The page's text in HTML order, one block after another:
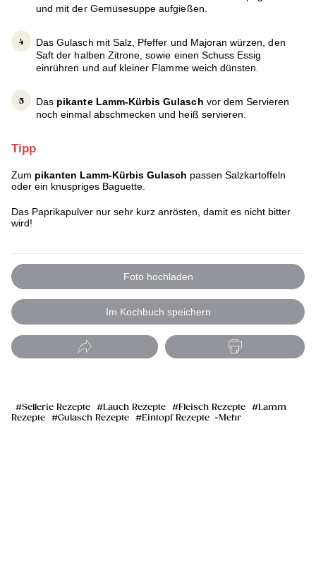
und mit der Gemüsesuppe aufgießen.
Das Gulasch mit Salz, Pfeffer und Majoran würzen, den
Saft der halben Zitrone, sowie einen Schuss Essig
einrühren und auf kleiner Flamme weich dünsten.
Das pikante Lamm-Kürbis Gulasch vor dem Servieren
noch einmal abschmecken und heiß servieren.
Tipp
Zum pikanten Lamm-Kürbis Gulasch passen Salzkartoffeln
oder ein knuspriges Baguette.
Das Paprikapulver nur sehr kurz anrösten, damit es nicht bitter
wird!
Foto hochladen
Im Kochbuch speichern
Sellerie Rezepte Lauch Rezepte Fleisch Rezepte
Lamm
Rezepte
Gulasch Rezepte Eintopf Rezepte Mehr